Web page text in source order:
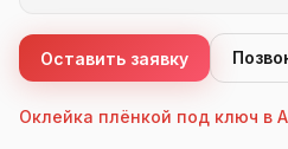
Оставить заявку
Оклейка плёнкой под ключ в